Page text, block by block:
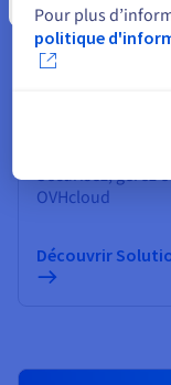
simplicité.
Découvrir
Identité,
Sécurisez, gérez
OVHcloud
Découvrir
Pour plus
politique